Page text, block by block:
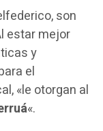
son
estar mejor
y
el
«le otorgan al
«.